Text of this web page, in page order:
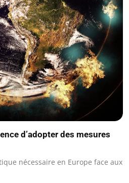
d’adopter des mesures
nécessaire en Europe face aux